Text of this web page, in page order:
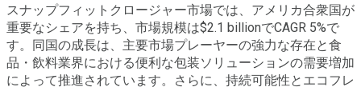
スナップフィットクロージャー市場では、アメリカ合衆国が
重要なシェアを持ち、市場規模は$2.1 billionでCAGR 5%で
す。同国の成長は、主要市場プレーヤーの強力な存在と食
品・飲料業界における便利な包装ソリューションの需要増加
によって推進されています。さらに、持続可能性とエコフレ